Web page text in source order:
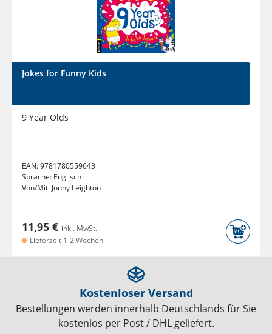
Jokes for Funny Kids
9 Year Olds
EAN:9781780559643
Sprache: Englisch
Von/Mit: Jonny Leighton
11,95 € inkl. MwSt.
Lieferzeit 1-2 Wochen
Kostenloser Versand
Bestellungen werden innerhalb Deutschlands für Sie
kostenlos per Post / DHL geliefert.